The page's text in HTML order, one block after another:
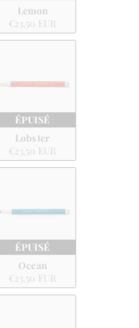
Lemon
€23,50 EUR
ÉPUISÉ
Lobster
€23,50 EUR
ÉPUISÉ
Ocean
€23,50 EUR